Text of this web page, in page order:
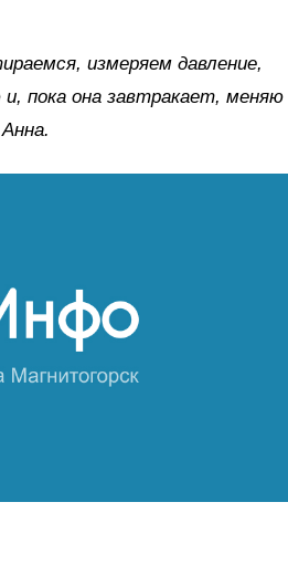
измеряем давление,
пока она завтракает, меняю